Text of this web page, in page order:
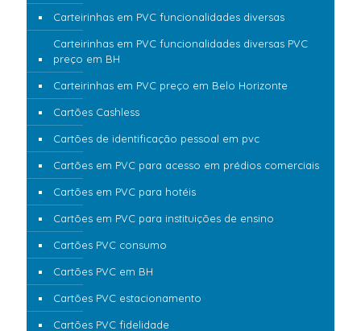
Carteirinhas em PVC funcionalidades diversas
Carteirinhas em PVC funcionalidades diversas PVC
preço em BH
Carteirinhas em PVC preço em Belo Horizonte
Cartões Cashless
Cartões de identificação pessoal em pvc
Cartões em PVC para acesso em prédios comerciais
Cartões em PVC para hotéis
Cartões em PVC para instituições de ensino
Cartões PVC consumo
Cartões PVC em BH
Cartões PVC estacionamento
Cartões PVC fidelidade